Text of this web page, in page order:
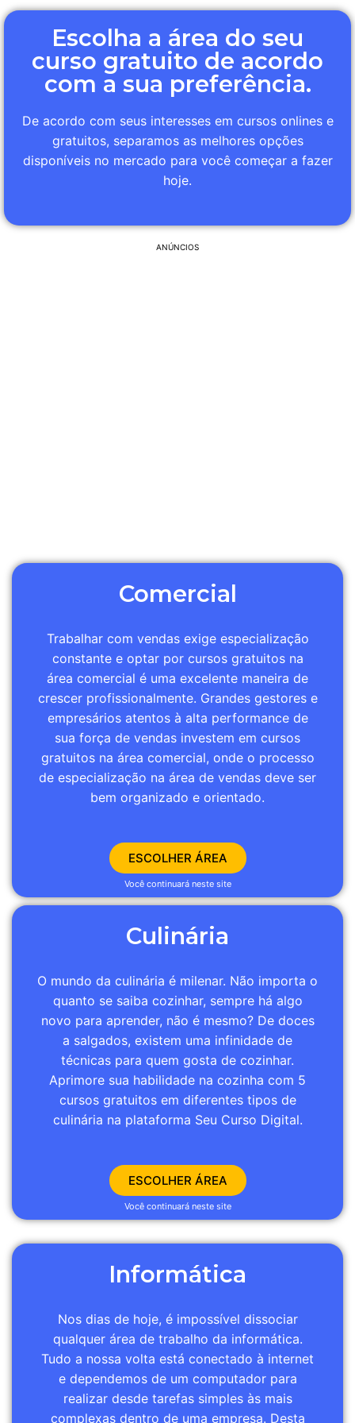
Escolha a área do seu
curso gratuito de acordo
com a sua preferência.
De acordo com seus interesses em cursos onlines e
gratuitos, separamos as melhores opções
disponíveis no mercado para você começar a fazer
hoje.
ANÚNCIOS
Comercial
Trabalhar com vendas exige especialização
constante e optar por cursos gratuitos na
área comercial é uma excelente maneira de
crescer profissionalmente. Grandes gestores e
empresários atentos à alta performance de
sua força de vendas investem em cursos
gratuitos na área comercial, onde o processo
de especialização na área de vendas deve ser
bem organizado e orientado.
ESCOLHER ÁREA
Você continuará neste site
Culinária
O mundo da culinária é milenar. Não importa o
quanto se saiba cozinhar, sempre há algo
novo para aprender, não é mesmo? De doces
a salgados, existem uma infinidade de
técnicas para quem gosta de cozinhar.
Aprimore sua habilidade na cozinha com 5
cursos gratuitos em diferentes tipos de
culinária na plataforma Seu Curso Digital.
ESCOLHER ÁREA
Você continuará neste site
Informática
Nos dias de hoje, é impossível dissociar
qualquer área de trabalho da informática.
Tudo a nossa volta está conectado à internet
e dependemos de um computador para
realizar desde tarefas simples às mais
complexas dentro de uma empresa. Desta